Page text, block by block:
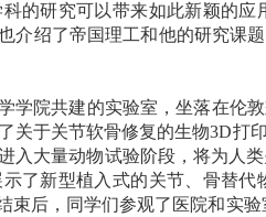
的研究可以带来如此新颖的
介绍了帝国理工和他的研究
学院共建的实验室，坐落在伦
关于关节软骨修复的生物3D打
入大量动物试验阶段，将为人
了新型植入式的关节、骨替
束后，同学们参观了医院和实